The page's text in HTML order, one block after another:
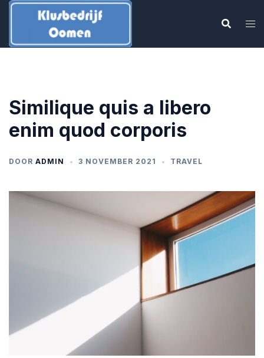
Ga
Similique quis a libero
enim quod corporis
DOOR ADMIN 3 NOVEMBER 2021 TRAVEL